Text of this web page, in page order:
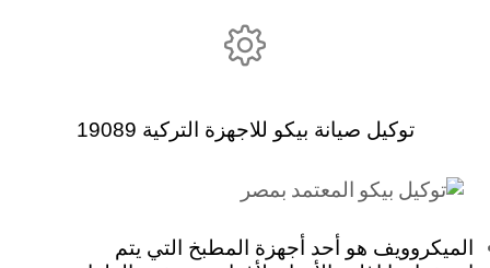

توكيل صيانة بيكو للاجهزة التركية 19089
الميكروويف هو أحد أجهزة المطبخ التي يتم